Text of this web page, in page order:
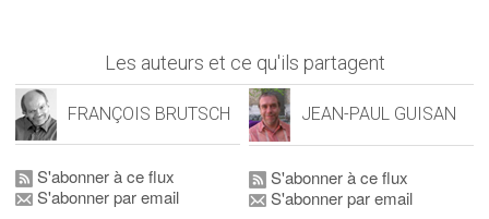
Les auteurs et ce qu'ils partagent
FRANÇOIS BRUTSCH
S'abonner à ce flux
S'abonner par email
JEAN-PAUL GUISAN
S'abonner à ce flux
S'abonner par email